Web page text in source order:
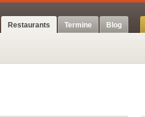
Blog
Termine
Restaurants